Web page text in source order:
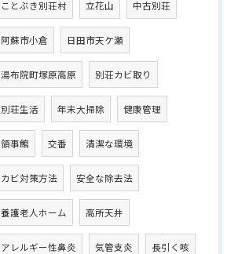
ことぶき別荘村 立花山 中古別荘
阿蘇市小倉 日田市天ケ瀬
湯布院町塚原高原 別荘カビ取り
別荘生活 年末大掃除 健康管理
領事館 交番 清潔な環境
カビ対策方法 安全な除去法
養護老人ホーム 高所天井
アレルギー性鼻炎 気管支炎 長引く咳